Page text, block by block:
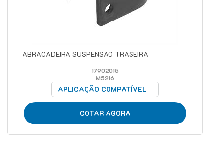
ABRACADEIRA SUSPENSAO TRASEIRA
17902015
M5216
APLICAÇÃO COMPATÍVEL
COTAR AGORA